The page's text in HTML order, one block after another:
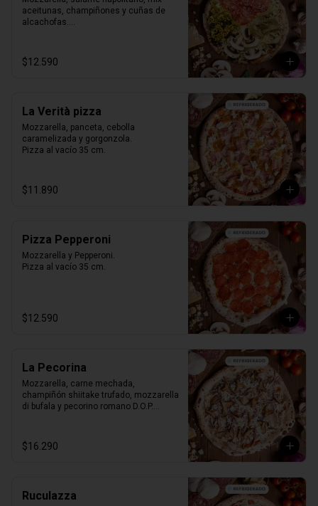
aceitunas, champiñones y cuñas de
alcachofas.
$12.590
La Verità pizza
Mozzarella, panceta, cebolla
caramelizada y gorgonzola.
Pizza al vacío 35 cm.
$11.890
Pizza Pepperoni
Mozzarella y Pepperoni.
Pizza al vacío 35 cm.
$12.590
La Pecorina
Mozzarella, carne mechada,
champiñón shiitake trufado, mozzarella
di bufala y pecorino romano D.O.P.
$16.290
Ruculazza